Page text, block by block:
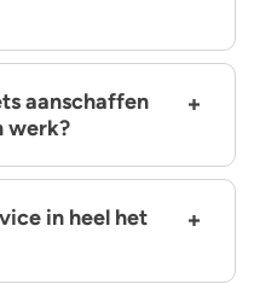
aanschaffen
werk?
in heel het